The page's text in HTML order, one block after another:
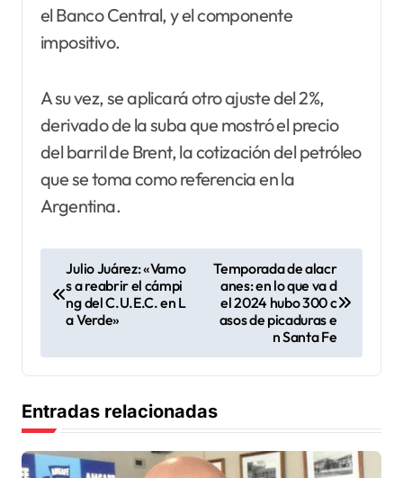
el Banco Central, y el componente
impositivo.
A su vez, se aplicará otro ajuste del 2%,
derivado de la suba que mostró el precio
del barril de Brent, la cotización del petróleo
que se toma como referencia en la
Argentina.
e
g
a
c
i
Julio Juárez: «Vamo
s a reabrir el cámpi
ng del C.U.E.C. en L
a Verde»
Temporada de alacr
anes: en lo que va d
el 2024 hubo 300 c
asos de picaduras e
n Santa Fe
Entradas relacionadas